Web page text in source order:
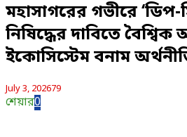
মহাসাগরের গভীরে ‘ডিপ-
নিষিদ্ধের দাবিতে
ইকোসিস্টেম বনাম
July 3, 202679
শেয়ার0